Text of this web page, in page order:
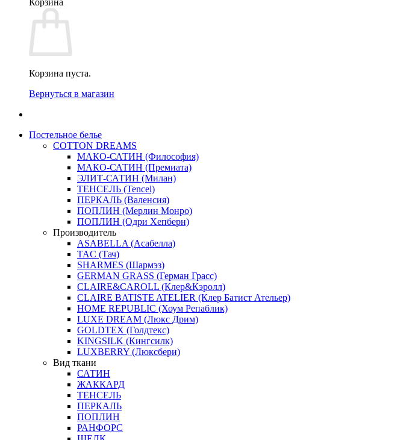
Корзина
Корзина пуста.
Вернуться в магазин
Постельное белье
COTTON DREAMS
МАКО-САТИН (Философия)
МАКО-САТИН (Премиата)
ЭЛИТ-САТИН (Милан)
ТЕНСЕЛЬ (Tencel)
ПЕРКАЛЬ (Валенсия)
ПОПЛИН (Мерлин Монро)
ПОПЛИН (Одри Хепберн)
Производитель
ASABELLA (Асабелла)
TAC (Тач)
SHARMES (Шармэз)
GERMAN GRASS (Герман Грасс)
CLAIRE&CAROLL (Клер&Кэролл)
CLAIRE BATISTE ATELIER (Клер Батист Ательер)
HOME REPUBLIC (Хоум Репаблик)
LUXE DREAM (Люкс Дрим)
GOLDTEX (Голдтекс)
KINGSILK (Кингсилк)
LUXBERRY (Люксбери)
Вид ткани
САТИН
ЖАККАРД
ТЕНСЕЛЬ
ПЕРКАЛЬ
ПОПЛИН
РАНФОРС